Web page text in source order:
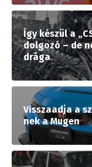
Így készül a
dolgozó – de
drága
Visszaadja a
nek a Mugen